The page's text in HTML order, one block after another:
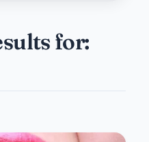
for: